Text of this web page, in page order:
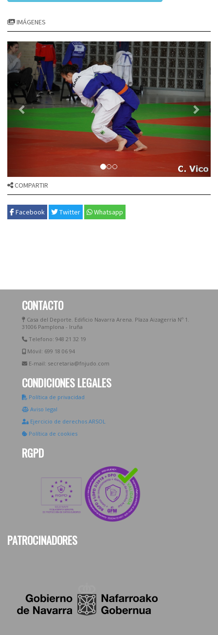
IMÁGENES
COMPARTIR
Facebook Twitter Whatsapp
CONTACTO
Casa del Deporte. Edificio Navarra Arena. Plaza Aizagerria Nº 1.
31006 Pamplona - Iruña
Telefono: 948 21 32 19
Móvil: 699 18 06 94
E-mail: secretaria@fnjudo.com
CONDICIONES LEGALES
Política de privacidad
Aviso legal
Ejercicio de derechos ARSOL
Política de cookies
RGPD
PATROCINADORES